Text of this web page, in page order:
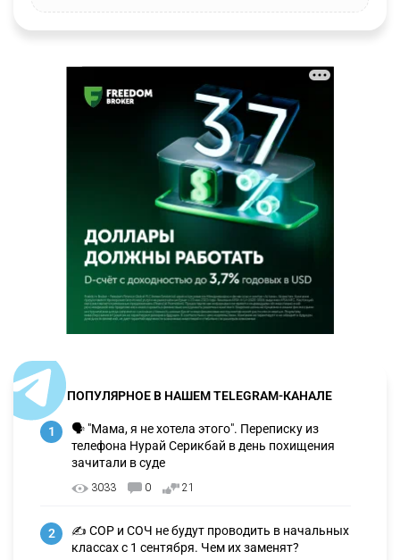
ПОПУЛЯРНОЕ В НАШЕМ TELEGRAM-КАНАЛЕ
1
🗣 "Мама, я не хотела этого". Переписку из
телефона Нурай Серикбай в день похищения
зачитали в суде
3033 0 21
2
✍️ СОР и СОЧ не будут проводить в начальных
классах с 1 сентября. Чем их заменят?